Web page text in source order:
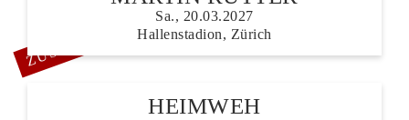
ZUSATZSHOW
Sa., 20.03.2027
Hallenstadion, Zürich
HEIMWEH